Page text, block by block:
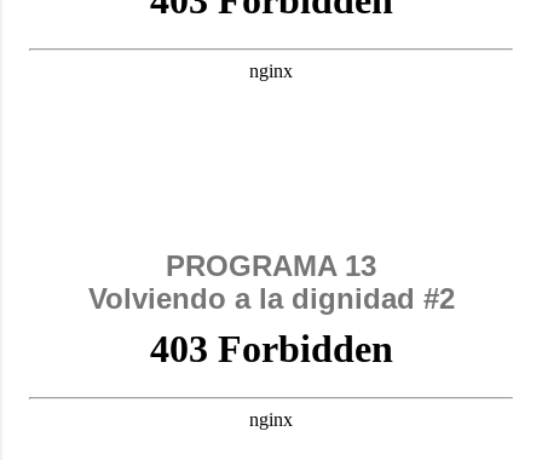
PROGRAMA 13
Volviendo a la dignidad #2